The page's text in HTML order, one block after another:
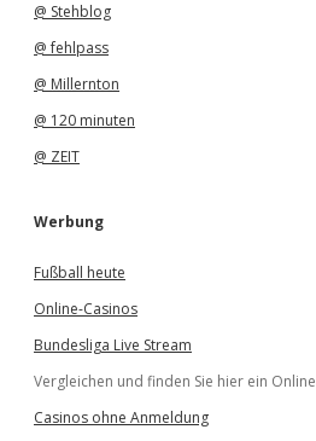
@ Stehblog
@ fehlpass
@ Millernton
@ 120 minuten
@ ZEIT
Werbung
Fußball heute
Online-Casinos
Bundesliga Live Stream
Vergleichen und finden Sie hier ein Online
Casinos ohne Anmeldung